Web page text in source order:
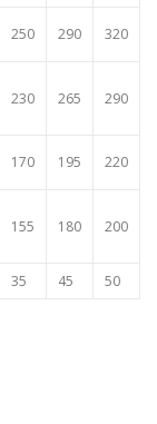
250 290 320
230 265 290
170 195 220
155 180 200
35 45 50